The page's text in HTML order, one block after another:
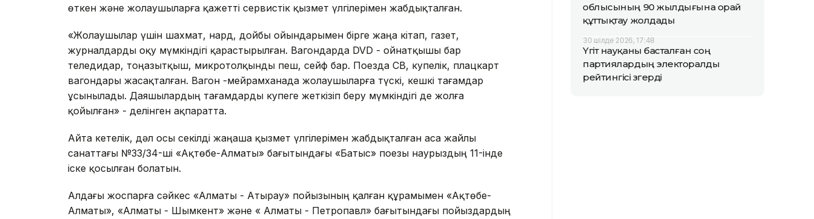
өткен және жолаушыларға қажетті сервистік қызмет үлгілерімен жабдықталған.
«Жолаушылар үшін шахмат, нард, дойбы ойындарымен бірге жаңа кітап, газет,
журналдарды оқу мүмкіндігі қарастырылған. Вагондарда DVD - ойнатқышы бар
теледидар, тоңазытқыш, микротолқынды пеш, сейф бар. Поезда СВ, купелік, плацкарт
вагондары жасақталған. Вагон -мейрамханада жолаушыларға түскі, кешкі тағамдар
ұсынылады. Даяшылардың тағамдарды купеге жеткізіп беру мүмкіндігі де жолға
қойылған» - делінген ақпаратта.
Айта кетелік, дәл осы секілді жаңаша қызмет үлгілерімен жабдықталған аса жайлы
санаттағы №33/34-ші «Ақтөбе-Алматы» бағытындағы «Батыс» поезы наурыздың 11-інде
іске қосылған болатын.
Алдағы жоспарға сәйкес «Алматы - Атырау» пойызының қалған құрамымен «Ақтөбе-
Алматы», «Алматы - Шымкент» және « Алматы - Петропавл» бағытындағы пойыздардың
облысының 90 жылдығына орай
құттықтау жолдады
30 шілде 2026, 17:48
Үгіт науқаны басталған соң
партиялардың электоралды
рейтингісі өзгерді